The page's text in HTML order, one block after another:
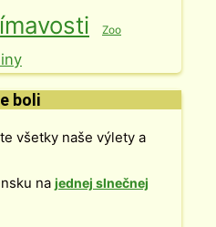
Zoo
boli
všetky naše výlety a
na jednej slnečnej